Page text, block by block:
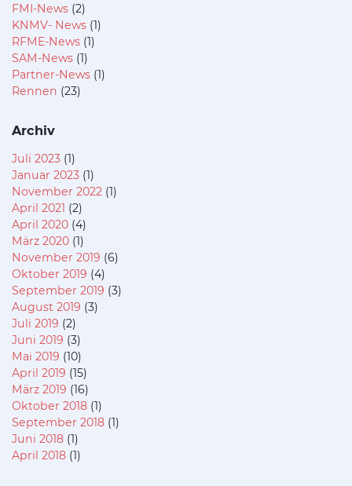
FMI-News (2)
KNMV- News (1)
RFME-News (1)
SAM-News (1)
Partner-News (1)
Rennen (23)
Archiv
Juli 2023 (1)
Januar 2023 (1)
November 2022 (1)
April 2021 (2)
April 2020 (4)
März 2020 (1)
November 2019 (6)
Oktober 2019 (4)
September 2019 (3)
August 2019 (3)
Juli 2019 (2)
Juni 2019 (3)
Mai 2019 (10)
April 2019 (15)
März 2019 (16)
Oktober 2018 (1)
September 2018 (1)
Juni 2018 (1)
April 2018 (1)